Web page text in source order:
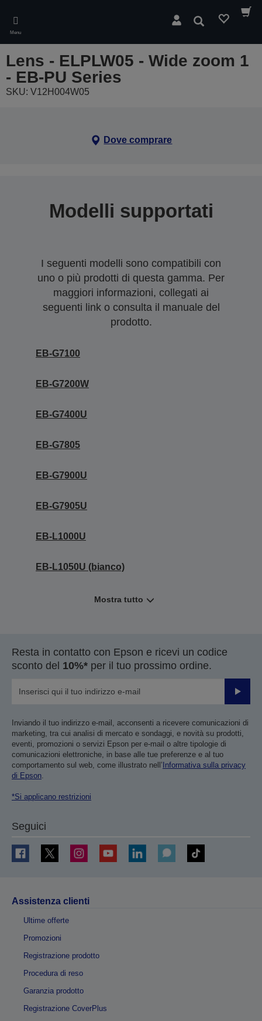
main
content
Menu
Cerca
Lens - ELPLW05 - Wide zoom 1
- EB-PU Series
SKU: V12H004W05
Dove comprare
Modelli supportati
I seguenti modelli sono compatibili con
uno o più prodotti di questa gamma. Per
maggiori informazioni, collegati ai
seguenti link o consulta il manuale del
prodotto.
EB-G7100
EB-G7200W
EB-G7400U
EB-G7805
EB-G7900U
EB-G7905U
EB-L1000U
EB-L1050U (bianco)
Mostra tutto
Resta in contatto con Epson e ricevi un codice
sconto del 10%* per il tuo prossimo ordine.
Invia
Inviando il tuo indirizzo e-mail, acconsenti a ricevere comunicazioni di
marketing, tra cui analisi di mercato e sondaggi, e novità su prodotti,
eventi, promozioni o servizi Epson per e-mail o altre tipologie di
comunicazioni elettroniche, in base alle tue preferenze e al tuo
comportamento sul web, come illustrato nell’ Informativa sulla privacy
di Epson.
*Si applicano restrizioni
Seguici
Assistenza clienti
Ultime offerte
Promozioni
Registrazione prodotto
Procedura di reso
Garanzia prodotto
Registrazione CoverPlus